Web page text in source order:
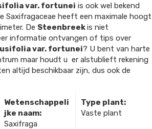
var. fortunei is ook wel bekend
Saxifragaceae heeft een maximale hoogt
De Steenbreekis niet
informatie ontvangen of tips over
var. fortunei? U bent van harte
maar houdt u er alstublieft rekening
altijd beschikbaar zijn, dus ook de
Wetenschappeli
jke naam:
Saxifraga
Type plant:
Vaste plant